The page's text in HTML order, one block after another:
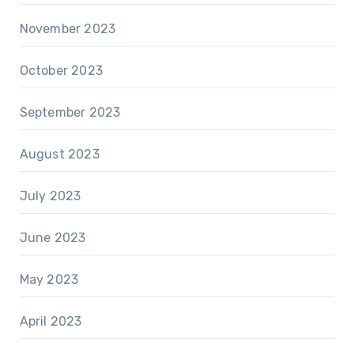
November 2023
October 2023
September 2023
August 2023
July 2023
June 2023
May 2023
April 2023